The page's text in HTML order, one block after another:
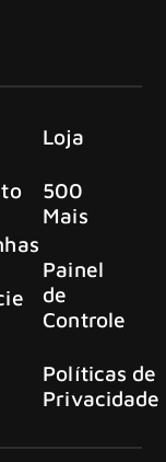
Loja
500
Mais
Painel
de
Controle
Políticas de
Privacidade